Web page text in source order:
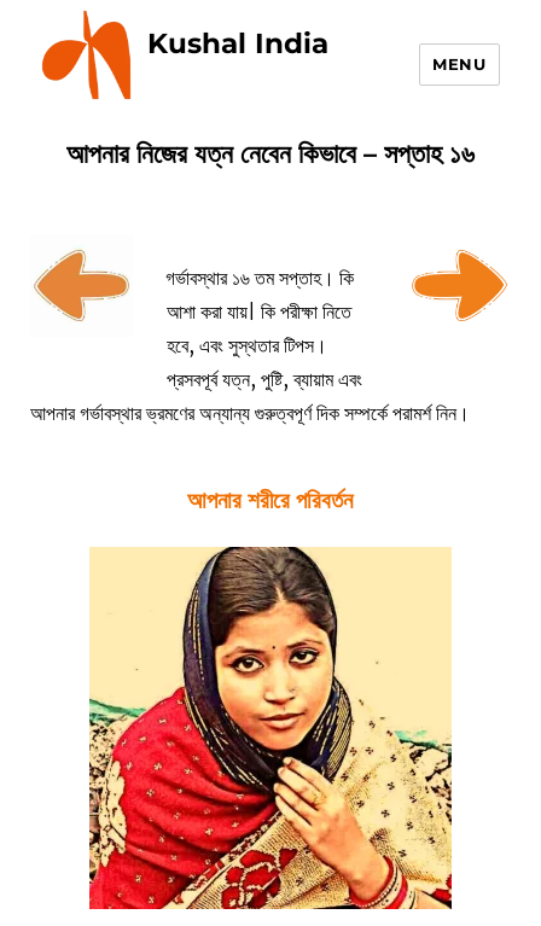
Kushal India
MENU
আপনার নিজের যত্ন নেবেন কিভাবে – সপ্তাহ ১৬
গর্ভাবস্থার ১৬ তম সপ্তাহ। কি
আশা করা যায়| কি পরীক্ষা নিতে
হবে, এবং সুস্থতার টিপস।
প্রসবপূর্ব যত্ন, পুষ্টি, ব্যায়াম এবং
আপনার গর্ভাবস্থার ভ্রমণের অন্যান্য গুরুত্বপূর্ণ দিক সম্পর্কে পরামর্শ নিন।
আপনার শরীরে পরিবর্তন